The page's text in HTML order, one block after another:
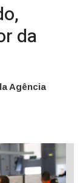
da
Agência